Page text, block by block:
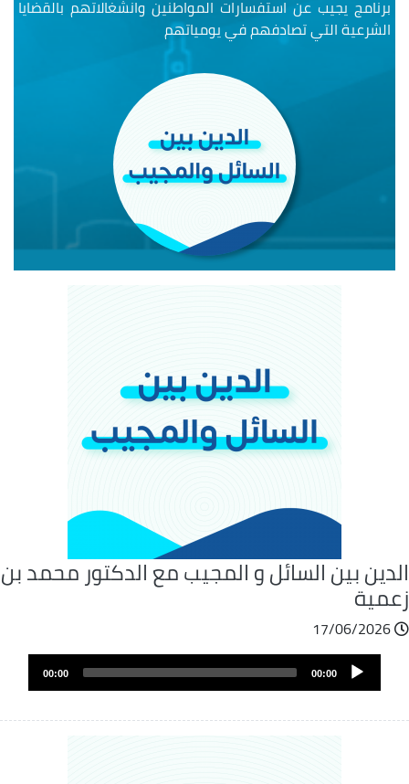
برنامج يجيب عن استفسارات المواطنين وانشغالاتهم بالقضايا
الشرعية التي تصادفهم في يومياتهم
بين السائل و المجيب مع الدكتور محمد بن
17/06/2026
ملفAudio
Player
00:00
00:00